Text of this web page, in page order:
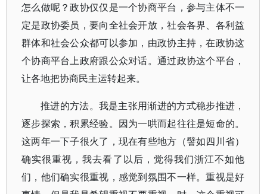
怎么做呢？政协仅仅是一个协商平台，参与主体不一
定是政协委员，要向全社会开放，社会各界、各利益
群体和社会公众都可以参加，由政协主持，在政协这
个协商平台上政府跟公众对话。通过政协这个平台，
让各地把协商民主运转起来。
推进的方法。我是主张用渐进的方式稳步推进，
逐步探索，积累经验。因为一哄而起往往是短命的。
这两年一下子很火了，现在有些地方（譬如四川省）
确实很重视，我去看了以后，觉得我们浙江不如他
们，他们确实很重视，感觉到氛围不一样。重视是好